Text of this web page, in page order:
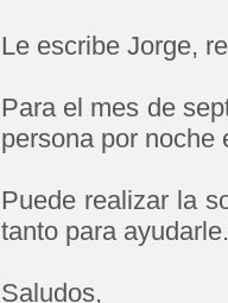
Le escribe Jorge,
Para el mes de
persona por noche
Puede realizar la
tanto para ayudarle.
Saludos,